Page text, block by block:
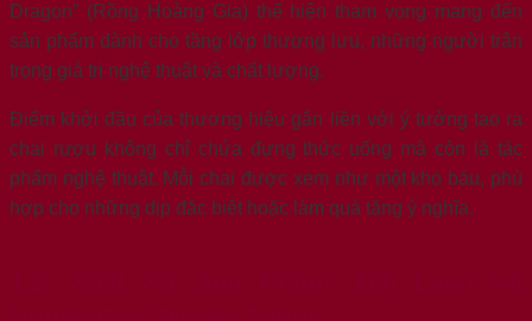
Dragon” (Rồng Hoàng Gia) thể hiện tham vọng mang đến
sản phẩm dành cho tầng lớp thượng lưu, những người trân
trọng giá trị nghệ thuật và chất lượng.
Điểm khởi đầu của thương hiệu gắn liền với ý tưởng tạo ra
chai rượu không chỉ chứa đựng thức uống mà còn là tác
phẩm nghệ thuật. Mỗi chai được xem như một kho báu, phù
hợp cho những dịp đặc biệt hoặc làm quà tặng ý nghĩa.